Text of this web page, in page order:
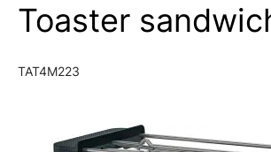
Toaster
TAT4M223